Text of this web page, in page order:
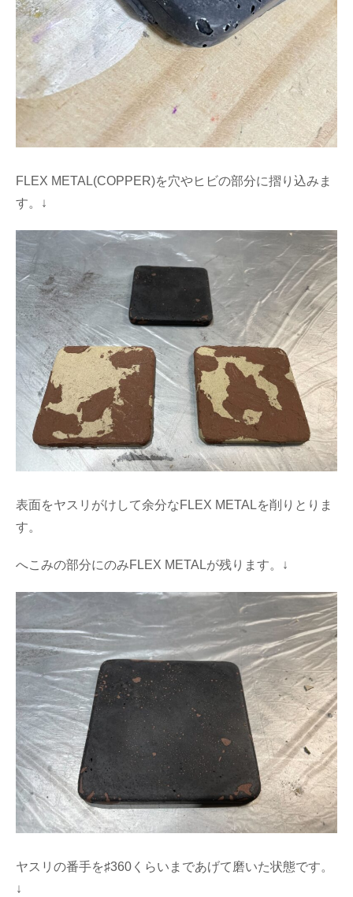
FLEX METAL(COPPER)を穴やヒビの部分に摺り込みま
す。↓
表面をヤスリがけして余分なFLEX METALを削りとりま
す。
へこみの部分にのみFLEX METALが残ります。↓
ヤスリの番手を♯360くらいまであげて磨いた状態です。
↓